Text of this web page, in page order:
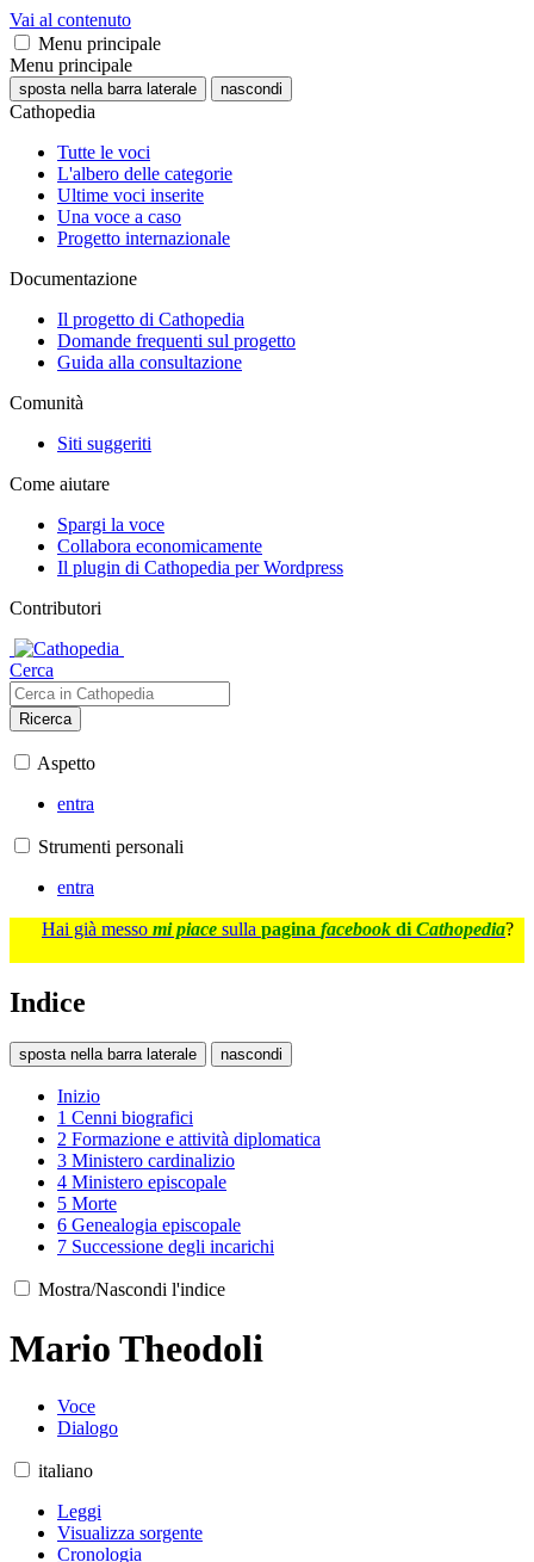
Vai al contenuto
Menu principale
Menu principale
sposta nella barra laterale nascondi
Cathopedia
Tutte le voci
L'albero delle categorie
Ultime voci inserite
Una voce a caso
Progetto internazionale
Documentazione
Il progetto di Cathopedia
Domande frequenti sul progetto
Guida alla consultazione
Comunità
Siti suggeriti
Come aiutare
Spargi la voce
Collabora economicamente
Il plugin di Cathopedia per Wordpress
Contributori
Cerca
Ricerca
Aspetto
entra
Strumenti personali
entra
Hai già messo mi piace sulla pagina facebook di Cathopedia?
Indice
sposta nella barra laterale nascondi
Inizio
1 Cenni biografici
2 Formazione e attività diplomatica
3 Ministero cardinalizio
4 Ministero episcopale
5 Morte
6 Genealogia episcopale
7 Successione degli incarichi
Mostra/Nascondi l'indice
Mario Theodoli
Voce
Dialogo
italiano
Leggi
Visualizza sorgente
Cronologia